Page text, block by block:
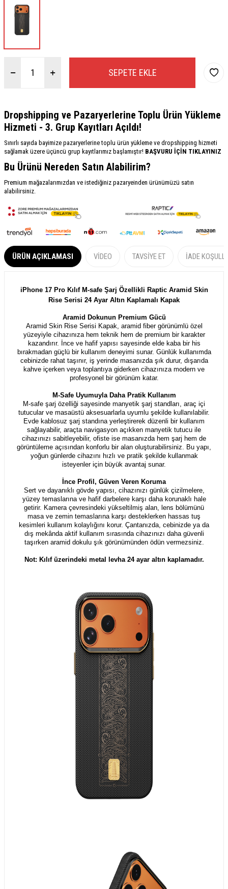
SEPETE EKLE
Dropshipping ve Pazaryerlerine Toplu Ürün Yükleme
Hizmeti - 3. Grup Kayıtları Açıldı!
Sınırlı sayıda bayimize pazaryerlerine toplu ürün yükleme ve dropshipping hizmeti
sağlamak üzere üçüncü grup kayıtlarımız başlamıştır! BAŞVURU İÇİN TIKLAYINIZ
Bu Ürünü Nereden Satın Alabilirim?
Premium mağazalarımızdan ve istediğiniz pazaryeinden ürünümüzü satın
alabilirsiniz.
ÜRÜN AÇIKLAMASI VIDEO TAVSIYE ET İADE
iPhone 17 Pro Kılıf M-safe Şarj Özellikli Raptic Aramid Skin
Rise Serisi 24 Ayar Altın Kaplamalı Kapak
Aramid Dokunun Premium Gücü
Aramid Skin Rise Serisi Kapak, aramid fiber görünümlü özel
yüzeyiyle cihazınıza hem teknik hem de premium bir karakter
kazandırır. İnce ve hafif yapısı sayesinde elde kaba bir his
bırakmadan güçlü bir kullanım deneyimi sunar. Günlük kullanımda
cebinizde rahat taşınır, iş yerinde masanızda şık durur, dışarıda
kahve içerken veya toplantıya giderken cihazınıza modern ve
profesyonel bir görünüm katar.
M-Safe Uyumuyla Daha Pratik Kullanım
M-safe şarj özelliği sayesinde manyetik şarj standları, araç içi
tutucular ve masaüstü aksesuarlarla uyumlu şekilde kullanılabilir.
Evde kablosuz şarj standına yerleştirerek düzenli bir kullanım
sağlayabilir, araçta navigasyon açıkken manyetik tutucu ile
cihazınızı sabitleyebilir, ofiste ise masanızda hem şarj hem de
görüntüleme açısından konforlu bir alan oluşturabilirsiniz. Bu yapı,
yoğun günlerde cihazını hızlı ve pratik şekilde kullanmak
isteyenler için büyük avantaj sunar.
İnce Profil, Güven Veren Koruma
Sert ve dayanıklı gövde yapısı, cihazınızı günlük çizilmelere,
yüzey temaslarına ve hafif darbelere karşı daha korunaklı hale
getirir. Kamera çevresindeki yükseltilmiş alan, lens bölümünü
masa ve zemin temaslarına karşı desteklerken hassas tuş
kesimleri kullanım kolaylığını korur. Çantanızda, cebinizde ya da
dış mekânda aktif kullanım sırasında cihazınızı daha güvenli
taşırken aramid dokulu şık görünümünden ödün vermezsiniz.
Not: Kılıf üzerindeki metal levha 24 ayar altın kaplamadır.